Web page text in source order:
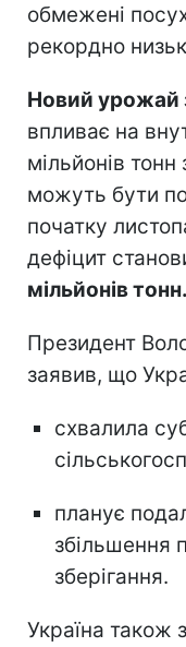
обмежені
рекордно
Новий урожай
впливає на
мільйонів
можуть бути
початку
дефіцит
мільйонів тонн.
Президент
заявив, що
схвалила
планує
збільшення
зберігання.
Україна також